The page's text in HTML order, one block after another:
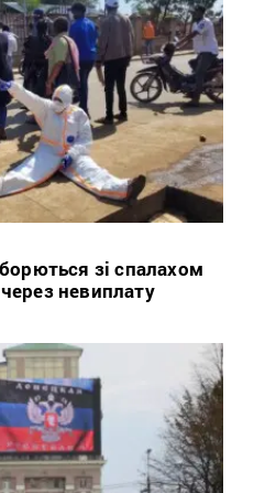
зі спалахом
невиплату